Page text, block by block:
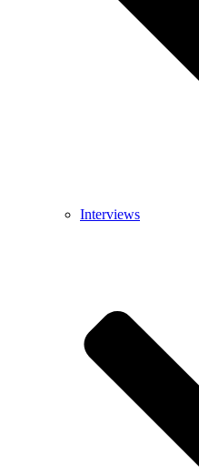
Interviews